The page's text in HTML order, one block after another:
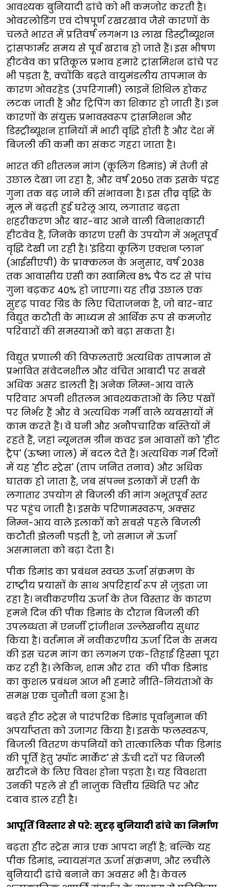
आवश्यक बुनियादी ढांचे को भी कमजोर करती है।
ओवरलोडिंग एवं दोषपूर्ण रखरखाव जैसे कारणों के
चलते भारत में प्रतिवर्ष लगभग 13 लाख डिस्ट्रीब्यूशन
ट्रांसफार्मर समय से पूर्व खराब हो जाते हैं। इस भीषण
हीटवेव का प्रतिकूल प्रभाव हमारे ट्रांसमिशन ढांचे पर
भी पड़ता है, क्योंकि बढ़ते वायुमंडलीय तापमान के
कारण ओवरहेड (उपरिगामी) लाइनें शिथिल होकर
लटक जाती हैं और ट्रिपिंग का शिकार हो जाती हैं। इन
कारणों के संयुक्त प्रभावस्वरूप ट्रांसमिशन और
डिस्ट्रीब्यूशन हानियों में भारी वृद्धि होती है और देश में
बिजली की कमी का संकट गहरा जाता है।
भारत की शीतलन मांग (कूलिंग डिमांड) में तेजी से
उछाल देखा जा रहा है, और वर्ष 2050 तक इसके पंद्रह
गुना तक बढ़ जाने की संभावना है। इस तीव्र वृद्धि के
मूल में बढ़ती हुई घरेलू आय, लगातार बढ़ता
शहरीकरण और बार-बार आने वाली विनाशकारी
हीटवेव हैं, जिनके कारण एसी के उपयोग में अभूतपूर्व
वृद्धि देखी जा रही है। 'इंडिया कूलिंग एक्शन प्लान'
(आईसीएपी) के प्राक्कलन के अनुसार, वर्ष 2038
तक आवासीय एसी का स्वामित्व 8% पैठ दर से पांच
गुना बढ़कर 40% हो जाएगा। यह तीव्र उछाल एक
सुदृढ़ पावर ग्रिड के लिए चिंताजनक है, जो बार-बार
विद्युत कटौती के माध्यम से आर्थिक रूप से कमजोर
परिवारों की समस्याओं को बढ़ा सकता है।
विद्युत प्रणाली की विफलताएँ अत्यधिक तापमान से
प्रभावित संवेदनशील और वंचित आबादी पर सबसे
अधिक असर डालती हैं| अनेक निम्न-आय वाले
परिवार अपनी शीतलन आवश्यकताओं के लिए पंखों
पर निर्भर हैं और वे अत्यधिक गर्मी वाले व्यवसायों में
काम करते हैं। वे घनी और अनौपचारिक बस्तियों में
रहते हैं, जहां न्यूनतम ग्रीन कवर इन आवासों को 'हीट
ट्रैप' (ऊष्मा जाल) में बदल देते हैं। अत्यधिक गर्म दिनों
में यह 'हीट स्ट्रेस' (ताप जनित तनाव) और अधिक
घातक हो जाता है, जब संपन्न इलाकों में एसी के
लगातार उपयोग से बिजली की मांग अभूतपूर्व स्तर
पर पहुंच जाती है। इसके परिणामस्वरूप, अक्सर
निम्न-आय वाले इलाकों को सबसे पहले बिजली
कटौती झेलनी पड़ती है, जो समाज में ऊर्जा
असमानता को बढ़ा देता है।
पीक डिमांड का प्रबंधन स्वच्छ ऊर्जा संक्रमण के
राष्ट्रीय प्रयासों के साथ अपरिहार्य रूप से जुड़ता जा
रहा है। नवीकरणीय ऊर्जा के तेज विस्तार के कारण
हमने दिन की पीक डिमांड के दौरान बिजली की
उपलब्धता में एनर्जी ट्रांजीशन उल्लेखनीय सुधार
किया है। वर्तमान में नवीकरणीय ऊर्जा दिन के समय
की इस चरम मांग का लगभग एक-तिहाई हिस्सा पूरा
कर रही है। लेकिन, शाम और रात की पीक डिमांड
का कुशल प्रबंधन आज भी हमारे नीति-नियंताओं के
समक्ष एक चुनौती बना हुआ है।
बढ़ते हीट स्ट्रेस ने पारंपरिक डिमांड पूर्वानुमान की
अपर्याप्तता को उजागर किया है। इसके फलस्वरूप,
बिजली वितरण कंपनियों को तात्कालिक पीक डिमांड
की पूर्ति हेतु 'स्पॉट मार्केट' से ऊँची दरों पर बिजली
खरीदने के लिए विवश होना पड़ता है। यह विवशता
उनकी पहले से ही नाज़ुक वित्तीय स्थिति पर और
दबाव डाल रही है।
आपूर्ति विस्तार से परे: सुदृढ़ बुनियादी ढांचे का निर्माण
बढ़ता हीट स्ट्रेस मात्र एक आपदा नहीं है; बल्कि यह
पीक डिमांड, न्यायसंगत ऊर्जा संक्रमण, और लचीले
बुनियादी ढांचे बनाने का अवसर भी है। केवल